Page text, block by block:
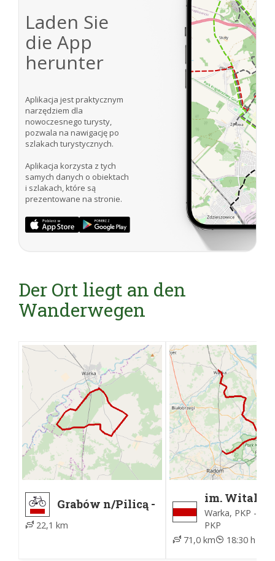
Laden Sie
die App
herunter
Aplikacja jest praktycznym
narzędziem dla
nowoczesnego turysty,
pozwala na nawigację po
szlakach turystycznych.
Aplikacja korzysta z tych
samych danych o obiektach
i szlakach, które są
prezentowane na stronie.
Der Ort liegt an den
Wanderwegen
Grabów n/Pilicą -
Grabów n/Pilicą
22,1 km
im.
Demczuka
Warka, PKP -
PKP
71,0 km
18:30 h